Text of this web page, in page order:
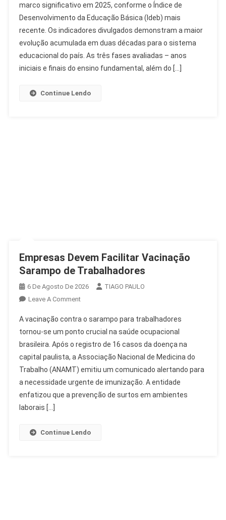
Avanço
Histórico
Da
Educação
Básica
No
marco significativo em 2025, conforme o Índice de
Desenvolvimento da Educação Básica (Ideb) mais
recente. Os indicadores divulgados demonstram a maior
evolução acumulada em duas décadas para o sistema
educacional do país. As três fases avaliadas – anos
iniciais e finais do ensino fundamental, além do […]
Continue Lendo
Empresas Devem Facilitar Vacinação
Sarampo de Trabalhadores
6 De Agosto De 2026
TIAGO PAULO
Leave A CommentOn
Devem
Facilitar
Vacinação
Sarampo
De
Trabalhadores
A vacinação contra o sarampo para trabalhadores
tornou-se um ponto crucial na saúde ocupacional
brasileira. Após o registro de 16 casos da doença na
capital paulista, a Associação Nacional de Medicina do
Trabalho (ANAMT) emitiu um comunicado alertando para
a necessidade urgente de imunização. A entidade
enfatizou que a prevenção de surtos em ambientes
laborais […]
Continue Lendo